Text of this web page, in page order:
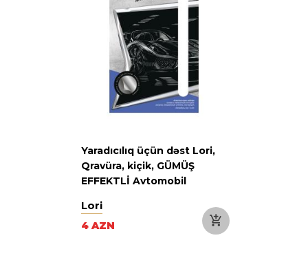
Yaradıcılıq üçün dəst Lori,
Qravüra, kiçik, GÜMÜŞ
EFFEKTLİ Avtomobil
Lori
4 AZN